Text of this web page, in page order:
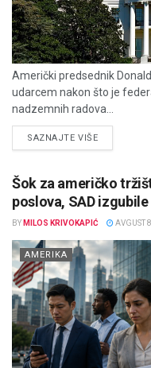
Američki predsednik
udarcem nakon što je
nadzemnih radova...
SAZNAJTE VIŠEDETAILS
Šok za američko
poslova, SAD izgubile
BY MILOS KRIVOKAPIĆ AVGUST
AMERIKA